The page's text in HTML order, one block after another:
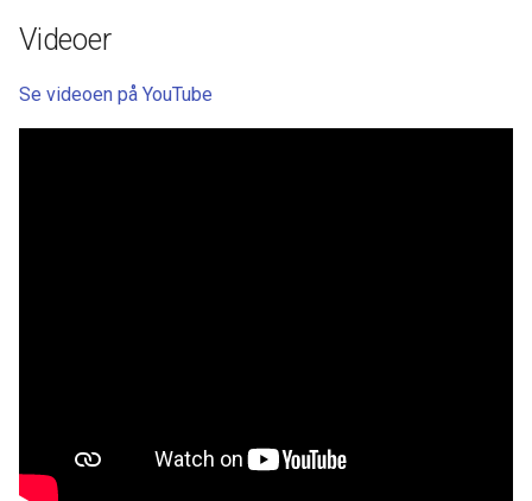
Videoer
Se videoen på YouTube